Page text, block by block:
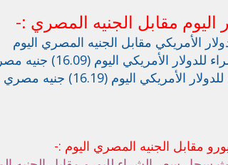
اليوم مقابل الجنيه المصري :-
الأمريكي مقابل الجنيه المصري اليوم
الأمريكي اليوم (16.09) جنيه مصري
اليوم (16.19) جنيه مصري
مقابل الجنيه المصري اليوم :-